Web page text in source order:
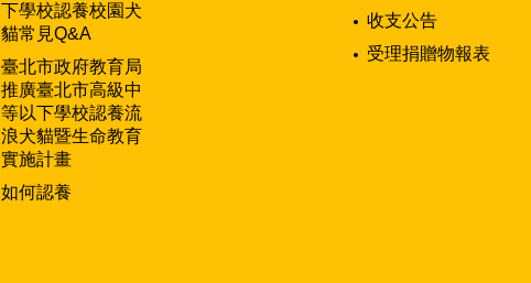
下學校認養校園犬
貓常見Q&A
臺北市政府教育局
推廣臺北市高級中
等以下學校認養流
浪犬貓暨生命教育
實施計畫
如何認養
收支公告
受理捐贈物報表